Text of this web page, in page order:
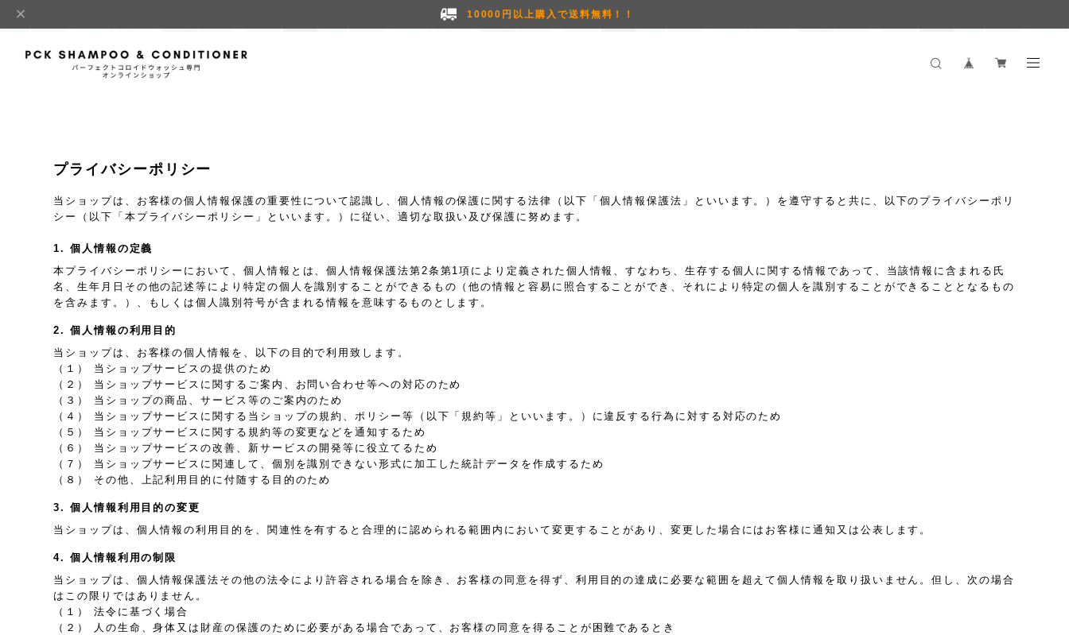
10000円以上購入で送料無料！！
プライバシーポリシー
当ショップは、お客様の個人情報保護の重要性について認識し、個人情報の保護に関する法律（以下「個人情報保護法」といいます。）を遵守すると共に、以下のプライバシーポリ
シー（以下「本プライバシーポリシー」といいます。）に従い、適切な取扱い及び保護に努めます。
1. 個人情報の定義
本プライバシーポリシーにおいて、個人情報とは、個人情報保護法第2条第1項により定義された個人情報、すなわち、生存する個人に関する情報であって、当該情報に含まれる氏
名、生年月日その他の記述等により特定の個人を識別することができるもの（他の情報と容易に照合することができ、それにより特定の個人を識別することができることとなるもの
を含みます。）、もしくは個人識別符号が含まれる情報を意味するものとします。
2. 個人情報の利用目的
当ショップは、お客様の個人情報を、以下の目的で利用致します。
（１） 当ショップサービスの提供のため
（２） 当ショップサービスに関するご案内、お問い合わせ等への対応のため
（３） 当ショップの商品、サービス等のご案内のため
（４） 当ショップサービスに関する当ショップの規約、ポリシー等（以下「規約等」といいます。）に違反する行為に対する対応のため
（５） 当ショップサービスに関する規約等の変更などを通知するため
（６） 当ショップサービスの改善、新サービスの開発等に役立てるため
（７） 当ショップサービスに関連して、個別を識別できない形式に加工した統計データを作成するため
（８） その他、上記利用目的に付随する目的のため
3. 個人情報利用目的の変更
当ショップは、個人情報の利用目的を、関連性を有すると合理的に認められる範囲内において変更することがあり、変更した場合にはお客様に通知又は公表します。
4. 個人情報利用の制限
当ショップは、個人情報保護法その他の法令により許容される場合を除き、お客様の同意を得ず、利用目的の達成に必要な範囲を超えて個人情報を取り扱いません。但し、次の場合
はこの限りではありません。
（１） 法令に基づく場合
（２） 人の生命、身体又は財産の保護のために必要がある場合であって、お客様の同意を得ることが困難であるとき